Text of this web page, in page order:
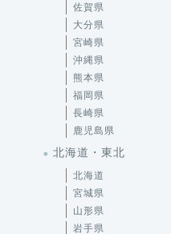
佐賀県
大分県
宮崎県
沖縄県
熊本県
福岡県
長崎県
鹿児島県
北海道・東北
北海道
宮城県
山形県
岩手県